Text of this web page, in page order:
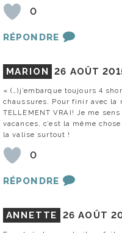
0
RÉPONDRE
MARION 26 AOÛT
« (…)j’embarque toujours 4
chaussures. Pour finir avec la
TELLEMENT VRAI! Je me
vacances, c’est la même
la valise surtout !
0
RÉPONDRE
ANNETTE 26 AOÛT